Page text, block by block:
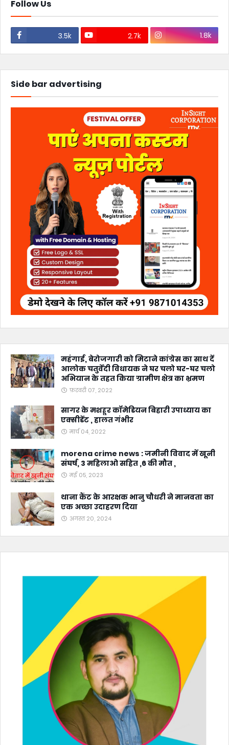
Follow Us
3.5k 2.7k 1.8k
Side bar advertising
महंगाई, बेरोजगारी को मिटाने कांग्रेस का साथ दें
आलोक चतुर्वेदी विधायक ने घर चलो घर-घर चलो
अभियान के तहत किया ग्रामीण क्षेत्र का भ्रमण
फ़रवरी 07, 2022
सागर के मशहूर कॉमेडियन बिहारी उपाध्याय का
एक्सीडेंट , हालत गंभीर
मार्च 04, 2022
morena crime news : जमीनी विवाद में खूनी
संघर्ष, 3 महिलाओ सहित ,6 की मौत ,
मई 05, 2023
थाना कैंट के आरक्षक भानु चौधरी ने मानवता का
एक अच्छा उदाहरण दिया
अगस्त 20, 2024